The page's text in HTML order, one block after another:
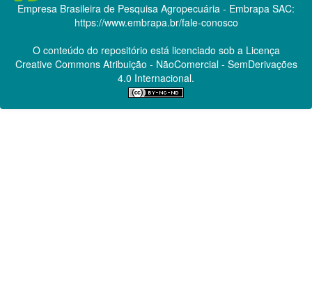
Empresa Brasileira de Pesquisa Agropecuária - Embrapa SAC:
https://www.embrapa.br/fale-conosco
O conteúdo do repositório está licenciado sob a Licença
Creative CommonsAtribuição - NãoComercial - SemDerivações
4.0 Internacional.